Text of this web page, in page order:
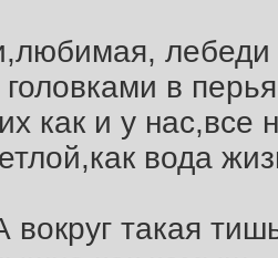
лебеди
в
как и у нас,все
вода
вокруг такая